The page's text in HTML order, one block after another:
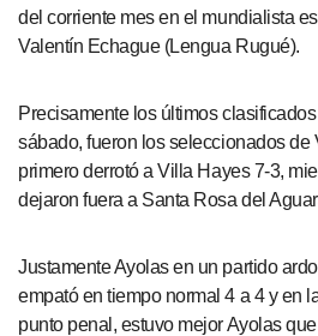
del corriente mes en el mundialista
Valentín Echague (Lengua Rugué).
Precisamente los últimos
sábado, fueron los seleccionados de
primero derrotó a Villa Hayes 7-3,
dejaron fuera a Santa Rosa del
Justamente Ayolas en un partido
empató en tiempo normal 4 a 4 y en
punto penal, estuvo mejor Ayolas